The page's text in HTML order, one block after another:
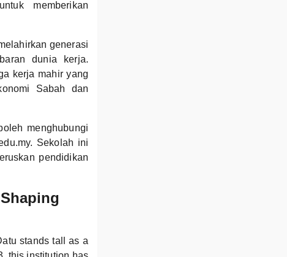
memberikan
generasi
dunia kerja.
kerja mahir yang
Sabah dan
menghubungi
Sekolah ini
pendidikan
stands tall as a